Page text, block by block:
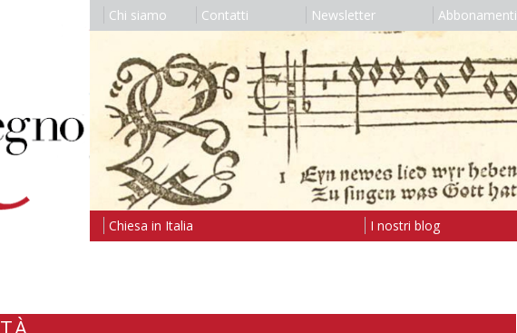
Chi siamo Contatti Newsletter Abbonamenti
Chiesa in Italia I nostri blog